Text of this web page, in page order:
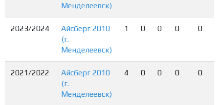
Менделеевск)
2023/2024
Айсберг 2010
(г.
Менделеевск)
1 0 0 0 0
2021/2022
Айсберг 2010
(г.
Менделеевск)
4 0 0 0 0